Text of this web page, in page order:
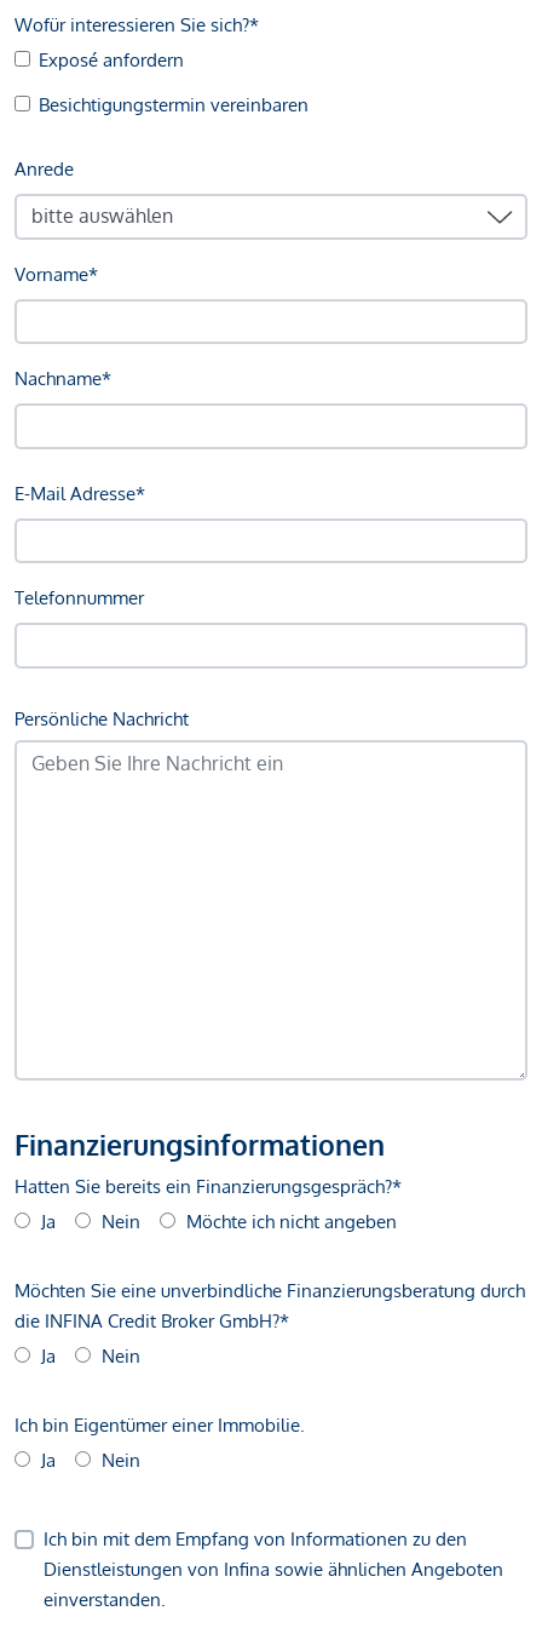
Wofür interessieren Sie sich?*
Exposé anfordern
Besichtigungstermin vereinbaren
Anrede
Vorname*
Nachname*
E-Mail Adresse*
Telefonnummer
Persönliche Nachricht
Finanzierungsinformationen
Hatten Sie bereits ein Finanzierungsgespräch?*
Ja
Nein Möchte ich nicht angeben
Möchten Sie eine unverbindliche Finanzierungsberatung durch
die INFINA Credit Broker GmbH?*
Ja
Nein
Ich bin Eigentümer einer Immobilie.
Ja
Nein
Ich bin mit dem Empfang von Informationen zu den
Dienstleistungen von Infina sowie ähnlichen Angeboten
einverstanden.